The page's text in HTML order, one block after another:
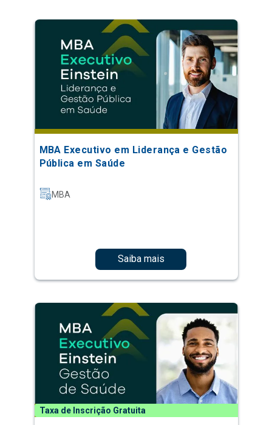
MBA Executivo em Liderança e Gestão
Pública em Saúde
MBA
Saiba mais
Taxa de Inscrição Gratuita